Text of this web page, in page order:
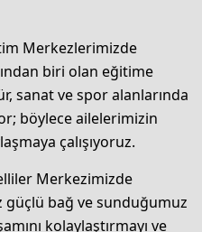
Merkezlerimizde
biri olan eğitime
sanat ve spor alanlarında
böylece ailelerimizin
çalışıyoruz.
Merkezimizde
güçlü bağ ve sunduğumuz
kolaylaştırmayı ve